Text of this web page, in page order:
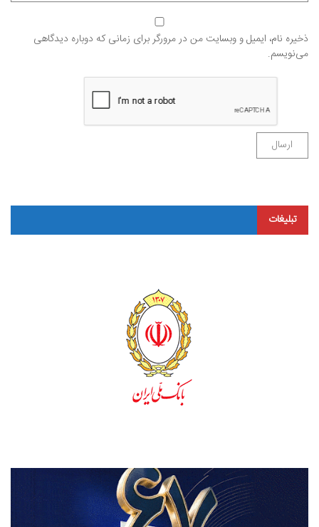
ذخیره نام، ایمیل و وبسایت من در مرورگر برای زمانی که دوباره دیدگاهی
می‌نویسم.
تبلیغات